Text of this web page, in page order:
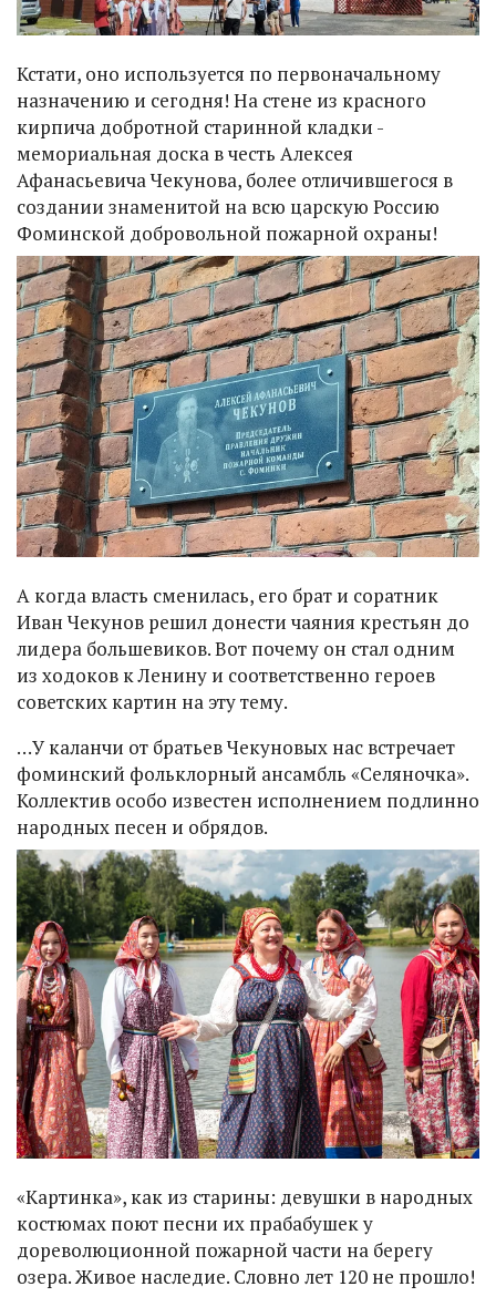
Кстати, оно используется по первоначальному
назначению и сегодня! На стене из красного
кирпича добротной старинной кладки -
мемориальная доска в честь Алексея
Афанасьевича Чекунова, более отличившегося в
создании знаменитой на всю царскую Россию
Фоминской добровольной пожарной охраны!
А когда власть сменилась, его брат и соратник
Иван Чекунов решил донести чаяния крестьян до
лидера большевиков. Вот почему он стал одним
из ходоков к Ленину и соответственно героев
советских картин на эту тему.
…У каланчи от братьев Чекуновых нас встречает
фоминский фольклорный ансамбль «Селяночка».
Коллектив особо известен исполнением подлинно
народных песен и обрядов.
«Картинка», как из старины: девушки в народных
костюмах поют песни их прабабушек у
дореволюционной пожарной части на берегу
озера. Живое наследие. Словно лет 120 не прошло!